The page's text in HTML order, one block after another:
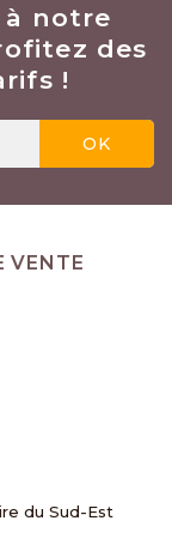
à notre
des
!
VENTE
du Sud-Est